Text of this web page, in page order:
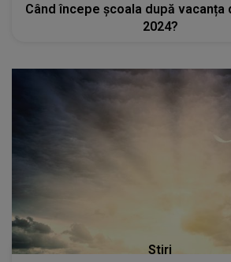
Când începe școala după vacanța
2024?
Stiri